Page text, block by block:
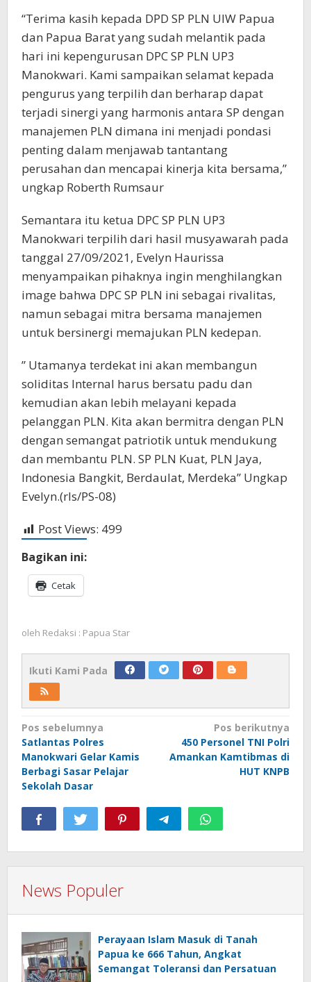
“Terima kasih kepada DPD SP PLN UIW Papua
dan Papua Barat yang sudah melantik pada
hari ini kepengurusan DPC SP PLN UP3
Manokwari. Kami sampaikan selamat kepada
pengurus yang terpilih dan berharap dapat
terjadi sinergi yang harmonis antara SP dengan
manajemen PLN dimana ini menjadi pondasi
penting dalam menjawab tantantang
perusahan dan mencapai kinerja kita bersama,”
ungkap Roberth Rumsaur
Semantara itu ketua DPC SP PLN UP3
Manokwari terpilih dari hasil musyawarah pada
tanggal 27/09/2021, Evelyn Haurissa
menyampaikan pihaknya ingin menghilangkan
image bahwa DPC SP PLN ini sebagai rivalitas,
namun sebagai mitra bersama manajemen
untuk bersinergi memajukan PLN kedepan.
” Utamanya terdekat ini akan membangun
soliditas Internal harus bersatu padu dan
kemudian akan lebih melayani kepada
pelanggan PLN. Kita akan bermitra dengan PLN
dengan semangat patriotik untuk mendukung
dan membantu PLN. SP PLN Kuat, PLN Jaya,
Indonesia Bangkit, Berdaulat, Merdeka” Ungkap
Evelyn.(rls/PS-08)
Post Views: 499
Bagikan ini:
Cetak
oleh Redaksi : Papua Star
Ikuti Kami Pada
Navigasi
pos
Pos sebelumnya
Satlantas Polres
Manokwari Gelar Kamis
Berbagi Sasar Pelajar
Sekolah Dasar
Pos berikutnya
450 Personel TNI Polri
Amankan Kamtibmas di
HUT KNPB
News Populer
Perayaan Islam Masuk di Tanah
Papua ke 666 Tahun, Angkat
Semangat Toleransi dan Persatuan